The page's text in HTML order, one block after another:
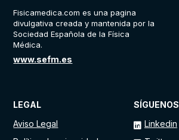
Fisicamedica.com es una pagina
divulgativa creada y mantenida por la
Sociedad Española de la Física
Médica.
www.sefm.es
SÍGUENOS
Linkedin
LEGAL
Aviso Legal